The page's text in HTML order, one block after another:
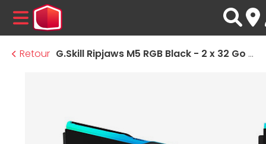
MENU
Retour
G.Skill Ripjaws M5 RGB Black - 2 x 32 Go (64 Go) - DDR5 6800 MHz - CL34